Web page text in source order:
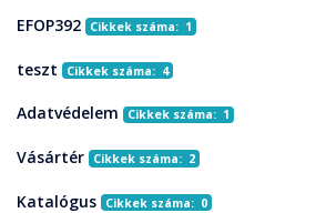
EFOP392 Cikkek száma: 1
teszt Cikkek száma: 4
Adatvédelem Cikkek száma: 1
Vásártér Cikkek száma: 2
Katalógus Cikkek száma: 0